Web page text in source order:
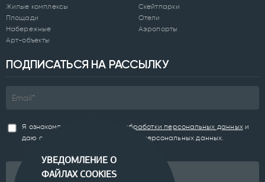
Жилые комплексы
Площади
Набережные
Арт-объекты
Скейтпарки
Отели
Аэропорты
ПОДПИСАТЬСЯ НА РАССЫЛКУ
Я ознакомлен(а) с Политикой обработки персональных данныхи
даю согласие на обработку моих персональных данных.
Подписаться
УВЕДОМЛЕНИЕ О
ФАЙЛАХ COOKIES